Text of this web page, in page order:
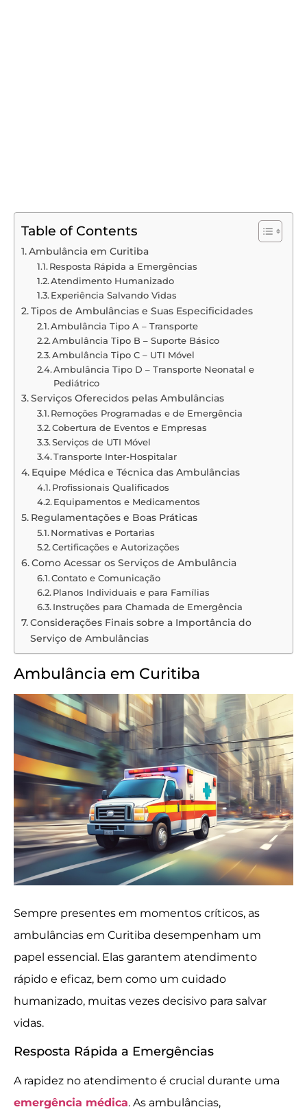
Table of Contents
Ambulância em Curitiba
Resposta Rápida a Emergências
Atendimento Humanizado
Experiência Salvando Vidas
Tipos de Ambulâncias e Suas Especificidades
Ambulância Tipo A – Transporte
Ambulância Tipo B – Suporte Básico
Ambulância Tipo C – UTI Móvel
Ambulância Tipo D – Transporte Neonatal e
Pediátrico
Serviços Oferecidos pelas Ambulâncias
Remoções Programadas e de Emergência
Cobertura de Eventos e Empresas
Serviços de UTI Móvel
Transporte Inter-Hospitalar
Equipe Médica e Técnica das Ambulâncias
Profissionais Qualificados
Equipamentos e Medicamentos
Regulamentações e Boas Práticas
Normativas e Portarias
Certificações e Autorizações
Como Acessar os Serviços de Ambulância
Contato e Comunicação
Planos Individuais e para Famílias
Instruções para Chamada de Emergência
Considerações Finais sobre a Importância do
Serviço de Ambulâncias
Ambulância em Curitiba
Sempre presentes em momentos críticos, as
ambulâncias em Curitiba desempenham um
papel essencial. Elas garantem atendimento
rápido e eficaz, bem como um cuidado
humanizado, muitas vezes decisivo para salvar
vidas.
Resposta Rápida a Emergências
A rapidez no atendimento é crucial durante uma
emergência médica. As ambulâncias,